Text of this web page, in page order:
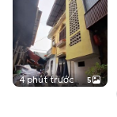
4 phút trước 5